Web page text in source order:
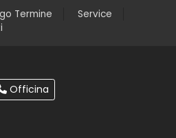
Termine
Service
Officina